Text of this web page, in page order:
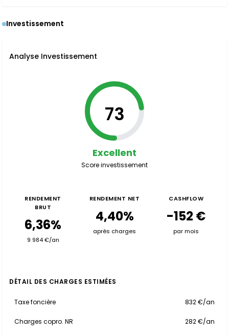
Investissement
Analyse Investissement
73
Excellent
Score investissement
RENDEMENT
BRUT
6,36%
9 984 €/an
RENDEMENT NET
4,40%
après charges
CASHFLOW
-152 €
par mois
DÉTAIL DES CHARGES ESTIMÉES
Taxe foncière 832 €/an
Charges copro. NR 282 €/an